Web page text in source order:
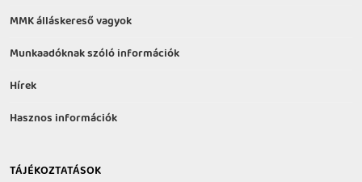
MMK álláskereső vagyok
Munkaadóknak szóló információk
Hírek
Hasznos információk
TÁJÉKOZTATÁSOK